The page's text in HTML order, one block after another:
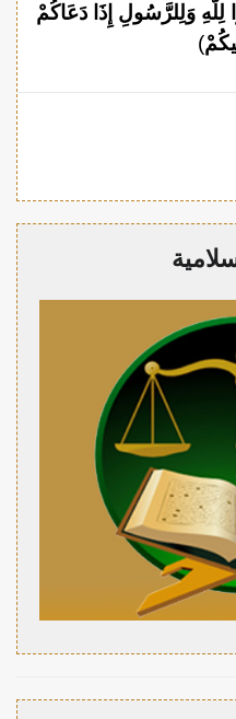
لِلَّهِ وَلِلرَّسُولِ إِذَا دَعَاكُمْ
)